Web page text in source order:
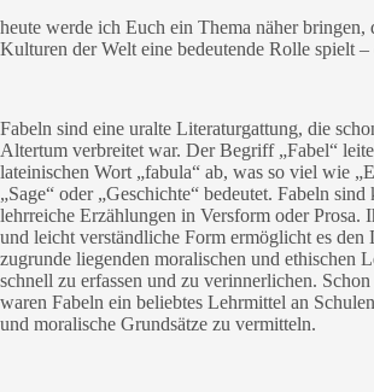
heute werde ich Euch ein Thema näher bringen,
Kulturen der Welt eine bedeutende Rolle spielt –
Fabeln sind eine uralte Literaturgattung, die
Altertum verbreitet war. Der Begriff „Fabel“
lateinischen Wort „fabula“ ab, was so viel wie
„Sage“ oder „Geschichte“ bedeutet. Fabeln sind
lehrreiche Erzählungen in Versform oder Prosa.
und leicht verständliche Form ermöglicht es den
zugrunde liegenden moralischen und ethischen
schnell zu erfassen und zu verinnerlichen.
waren Fabeln ein beliebtes Lehrmittel an
und moralische Grundsätze zu vermitteln.